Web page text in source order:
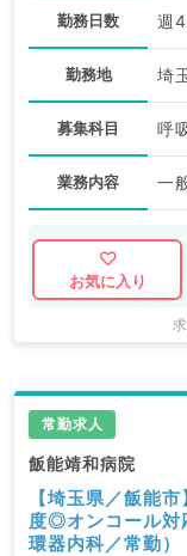
勤務日数 週
勤務地 埼
募集科目 呼
業務内容 一
お気に入り
常勤求人
飯能靖和病院
【埼玉県／飯能
度◎オンコール対
環器内科／常勤）